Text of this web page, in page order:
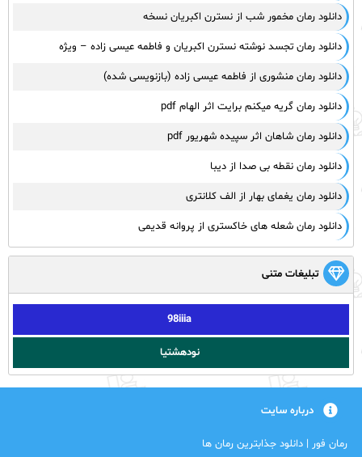
دانلود رمان مخمور شب از نسترن اکبریان نسخه
دانلود رمان تجسد نوشته نسترن اکبریان و فاطمه عیسی زاده – ویژه
دانلود رمان منشوری از فاطمه عیسی زاده (بازنویسی شده)
دانلود رمان گریه میکنم برایت اثر الهام pdf
دانلود رمان شاهان اثر سپیده شهریور pdf
دانلود رمان نقطه بی صدا از دیبا
دانلود رمان یغمای بهار از الف کلانتری
دانلود رمان شعله های خاکستری از پروانه قدیمی
تبلیغات متنی
98iiia
نودهشتیا
درباره سایت
رمان فور | دانلود جذابترین رمان ها